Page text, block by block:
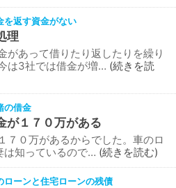
を返す資金がない
理
があって借りたり返したりを繰り
は3社では借金が増… 続きを読
の借金
が１７０万がある
７０万があるからでした。車のロ
は知っているので… 続きを読む
ローンと住宅ローンの残債